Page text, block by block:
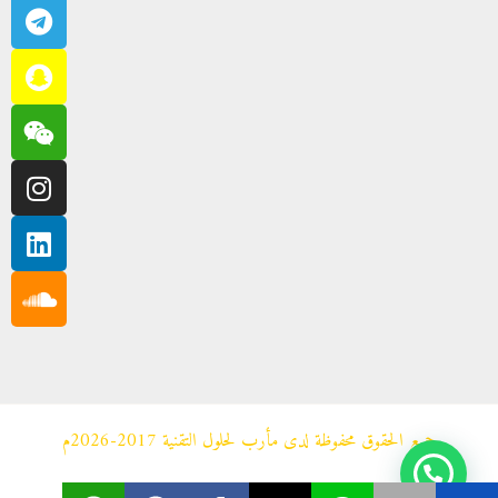
d
جميع الحقوق محفوظة لدى مأرب لحلول التقنية 2017-2026م